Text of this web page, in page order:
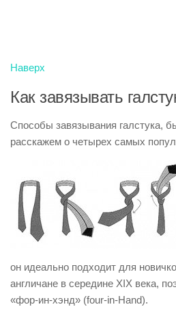
Наверх
Как завязывать
Способы завязывания галстука,
расскажем о четырех самых
он идеально подходит для
англичане в середине ХIX века,
«фор-ин-хэнд» (four-in-Hand).